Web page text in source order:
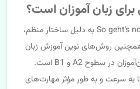
کتاب So geht's noch besser A2-B1 NEU به دلیل ساختار منظم،
همچنین روش‌های نوین آموزش زبان
آلمانی، انتخاب مناسبی برای زبان‌آموزان در سطوح A2 و B1 است.
به سرعت و به طور مؤثر مهارت‌های